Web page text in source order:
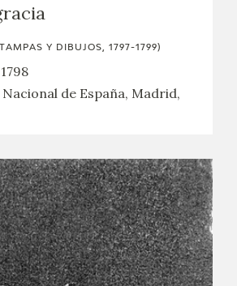
Y DIBUJOS, 1797-1799)
de España, Madrid,